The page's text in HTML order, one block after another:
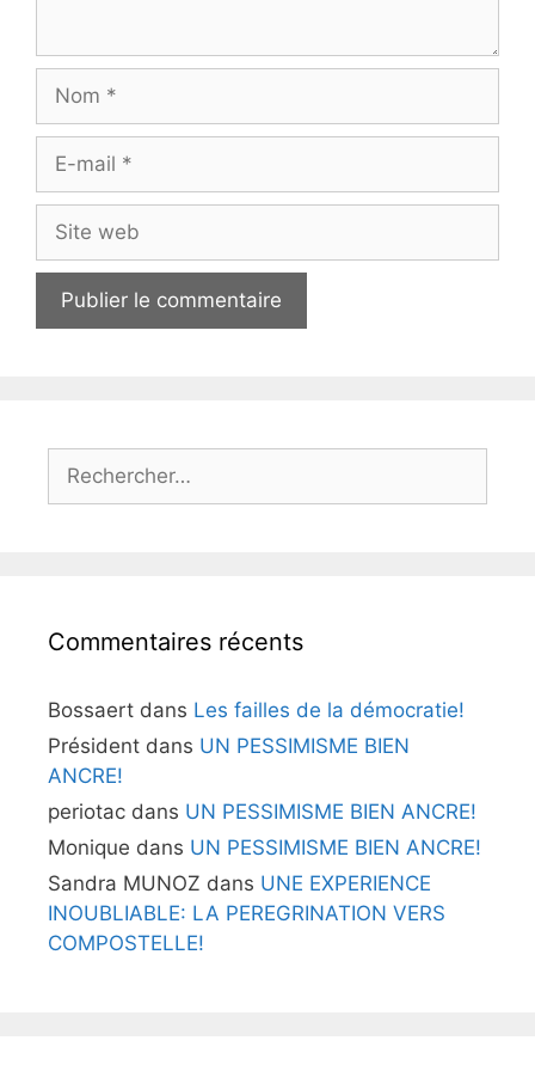
mail
web
Commentaires récents
Bossaert dans Les failles de la démocratie!
Président dans UN PESSIMISME BIEN
ANCRE!
periotac dans UN PESSIMISME BIEN ANCRE!
Monique dans UN PESSIMISME BIEN ANCRE!
Sandra MUNOZ dans UNE EXPERIENCE
INOUBLIABLE: LA PEREGRINATION VERS
COMPOSTELLE!